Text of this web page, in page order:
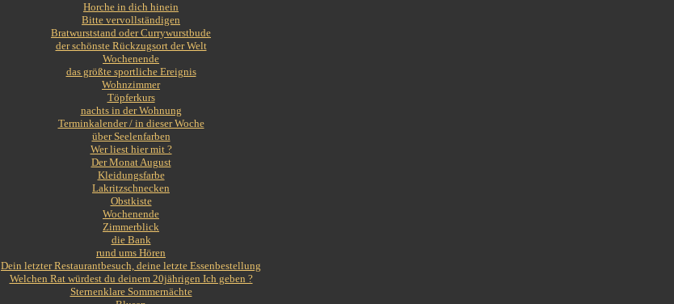
Horche in dich hinein
Bitte vervollständigen
Bratwurststand oder Currywurstbude
der schönste Rückzugsort der Welt
Wochenende
das größte sportliche Ereignis
Wohnzimmer
Töpferkurs
nachts in der Wohnung
Terminkalender / in dieser Woche
über Seelenfarben
Wer liest hier mit ?
Der Monat August
Kleidungsfarbe
Lakritzschnecken
Obstkiste
Wochenende
Zimmerblick
die Bank
rund ums Hören
Dein letzter Restaurantbesuch, deine letzte Essenbestellung
Welchen Rat würdest du deinem 20jährigen Ich geben ?
Sternenklare Sommernächte